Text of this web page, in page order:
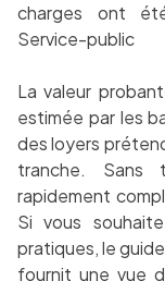
charges ont
Service-public
La valeur
estimée par les
des loyers
tranche. Sans
rapidement
Si vous
pratiques, le
fournit une vue